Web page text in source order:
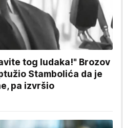
tog ludaka!" Brozov
Stambolića da je
pa izvršio